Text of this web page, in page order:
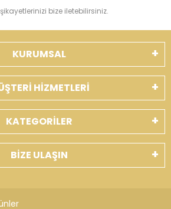
bize iletebilirsiniz.
KURUMSAL
HİZMETLERİ
KATEGORİLER
BİZE ULAŞIN